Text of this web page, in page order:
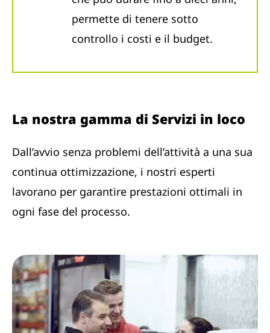
permette di tenere sotto
controllo i costi e il budget.
La nostra gamma di Servizi in loco
Dall’avvio senza problemi dell’attività a una sua
continua ottimizzazione, i nostri esperti
lavorano per garantire prestazioni ottimali in
ogni fase del processo.